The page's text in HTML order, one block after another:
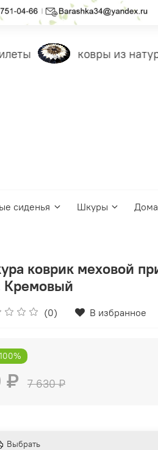
ковры из
сиденья Шкуры
коврик меховой
Кремовый
(0) В избранное
₽ 7 630 ₽
Выбрать